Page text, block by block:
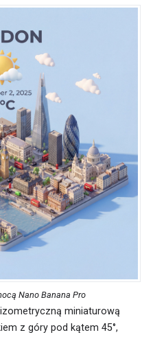
Nano Banana Pro
miniaturową
z góry pod kątem 45°,